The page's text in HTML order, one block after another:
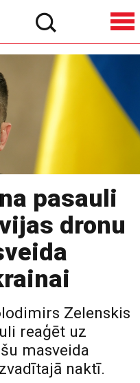
pasauli
dronu
Zelenskis
reaģēt uz
masveida
naktī.